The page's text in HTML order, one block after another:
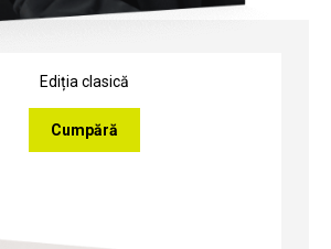
Ediția clasică
Cumpără